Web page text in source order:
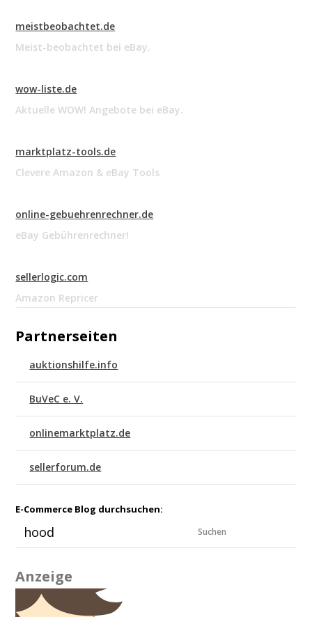
meistbeobachtet.de
Meist-beobachtet bei eBay.
wow-liste.de
Aktuelle WOW! Angebote bei eBay.
marktplatz-tools.de
Clevere Amazon & eBay Tools
online-gebuehrenrechner.de
eBay Gebührenrechner!
sellerlogic.com
Amazon Repricer
Partnerseiten
auktionshilfe.info
BuVeC e. V.
onlinemarktplatz.de
sellerforum.de
E-Commerce Blog durchsuchen:
Suchen
Anzeige